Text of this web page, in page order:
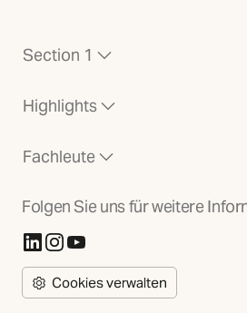
Section 1
Highlights
Fachleute
Folgen Sie uns für weitere
(Öffnet in neuer Registerkarte)
(Öffnet in neuer Registerkarte)
(Öffnet in neuer
Cookies verwalten